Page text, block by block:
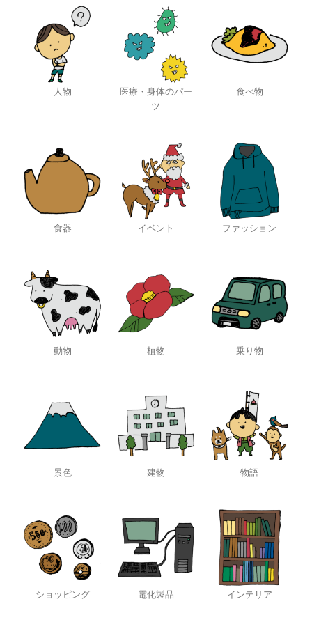
人物
医療・身体のパー
ツ
食べ物
食器 イベント ファッション
動物 植物 乗り物
景色 建物 物語
ショッピング 電化製品 インテリア